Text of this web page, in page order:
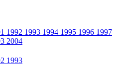
1992 1993 1994 1995 1996 1997
2004
1993